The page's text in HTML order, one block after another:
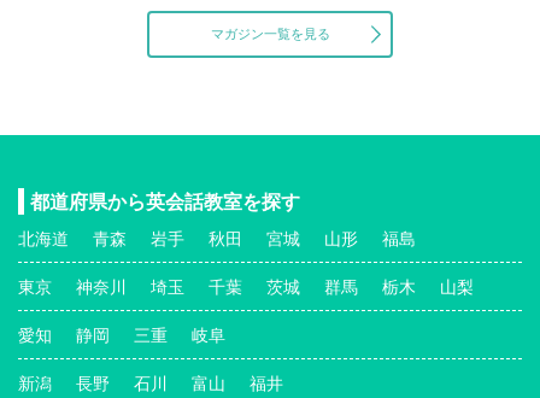
マガジン一覧を見る
都道府県から英会話教室を探す
北海道 青森 岩手 秋田 宮城 山形 福島
東京 神奈川 埼玉 千葉 茨城 群馬 栃木 山梨
愛知 静岡 三重 岐阜
新潟 長野 石川 富山 福井